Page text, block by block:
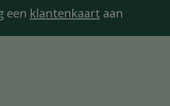
een klantenkaart aan